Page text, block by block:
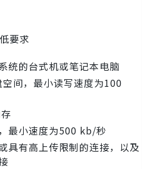
要求
统的台式机或笔记本电脑
间，最小读写速度为100
最小速度为500 kb/秒
具有高上传限制的连接，以及